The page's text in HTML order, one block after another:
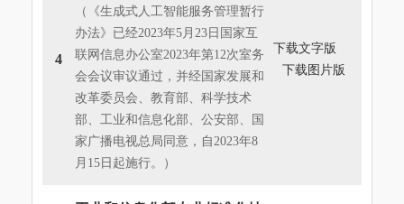
4
（《生成式人工智能服务管理暂行
办法》已经2023年5月23日国家互
联网信息办公室2023年第12次室务
会会议审议通过，并经国家发展和
改革委员会、教育部、科学技术
部、工业和信息化部、公安部、国
家广播电视总局同意，自2023年8
月15日起施行。）
下载文字版
下载图片版